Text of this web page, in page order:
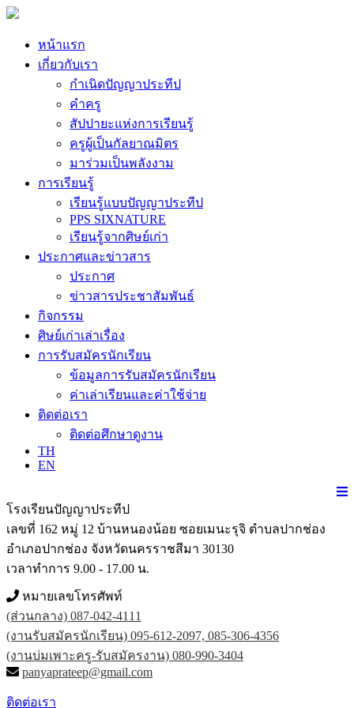
หน้าแรก
เกี่ยวกับเรา
กำเนิดปัญญาประทีป
คำครู
สัปปายะแห่งการเรียนรู้
ครูผู้เป็นกัลยาณมิตร
มาร่วมเป็นพลังงาม
การเรียนรู้
เรียนรู้แบบปัญญาประทีป
PPS SIXNATURE
เรียนรู้จากศิษย์เก่า
ประกาศและข่าวสาร
ประกาศ
ข่าวสารประชาสัมพันธ์
กิจกรรม
ศิษย์เก่าเล่าเรื่อง
การรับสมัครนักเรียน
ข้อมูลการรับสมัครนักเรียน
ค่าเล่าเรียนและค่าใช้จ่าย
ติดต่อเรา
ติดต่อศึกษาดูงาน
TH
EN
โรงเรียนปัญญาประทีป
เลขที่ 162 หมู่ 12 บ้านหนองน้อย ซอยเมนะรุจิ ตำบลปากช่อง
อำเภอปากช่อง จังหวัดนครราชสีมา 30130
เวลาทำการ 9.00 - 17.00 น.
หมายเลขโทรศัพท์
(ส่วนกลาง) 087-042-4111
(งานรับสมัครนักเรียน) 095-612-2097, 085-306-4356
(งานบ่มเพาะครู-รับสมัครงาน) 080-990-3404
panyaprateep@gmail.com
ติดต่อเรา